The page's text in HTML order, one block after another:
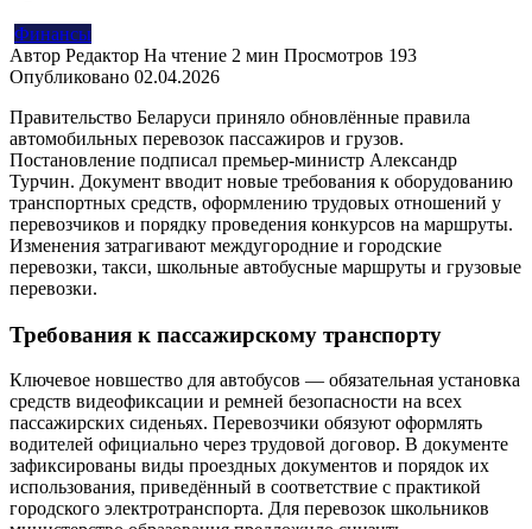
Финансы
Автор Редактор На чтение 2 мин Просмотров 193
Опубликовано 02.04.2026
Правительство Беларуси приняло обновлённые правила
автомобильных перевозок пассажиров и грузов.
Постановление подписал премьер-министр Александр
Турчин. Документ вводит новые требования к оборудованию
транспортных средств, оформлению трудовых отношений у
перевозчиков и порядку проведения конкурсов на маршруты.
Изменения затрагивают междугородние и городские
перевозки, такси, школьные автобусные маршруты и грузовые
перевозки.
Требования к пассажирскому транспорту
Ключевое новшество для автобусов — обязательная установка
средств видеофиксации и ремней безопасности на всех
пассажирских сиденьях. Перевозчики обязуют оформлять
водителей официально через трудовой договор. В документе
зафиксированы виды проездных документов и порядок их
использования, приведённый в соответствие с практикой
городского электротранспорта. Для перевозок школьников